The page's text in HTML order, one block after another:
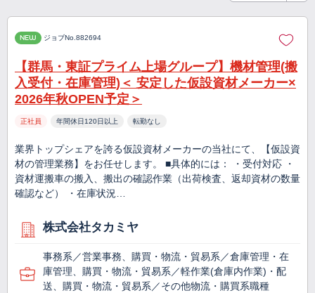
NEW ジョブNo.882694
【群馬・東証プライム上場グループ】機材管理(搬
入受付・在庫管理)＜ 安定した仮設資材メーカー×
2026年秋OPEN予定＞
正社員 年間休日120日以上 転勤なし
業界トップシェアを誇る仮設資材メーカーの当社にて、【仮設資
材の管理業務】をお任せします。 ■具体的には： ・受付対応 ・
資材運搬車の搬入、搬出の確認作業（出荷検査、返却資材の数量
確認など） ・在庫状況…
株式会社タカミヤ
事務系／営業事務、購買・物流・貿易系／倉庫管理・在
庫管理、購買・物流・貿易系／軽作業(倉庫内作業)・配
送、購買・物流・貿易系／その他物流・購買系職種